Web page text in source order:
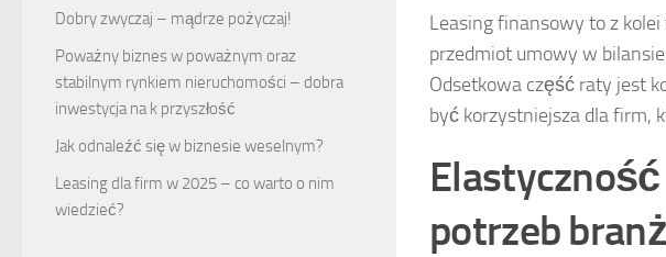
Leasing finansowy to z
przedmiot umowy w
Odsetkowa część raty jest
być korzystniejsza dla firm,
potrzeb
Dobry zwyczaj – mądrze pożyczaj!
Poważny biznes w poważnym oraz
stabilnym rynkiem nieruchomości – dobra
inwestycja na k przyszłość
Jak odnaleźć się w biznesie weselnym?
Leasing dla firm w 2025 – co warto o nim
wiedzieć?